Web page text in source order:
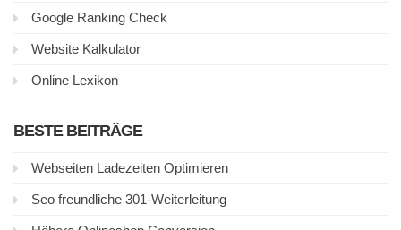
Google Ranking Check
Website Kalkulator
Online Lexikon
BESTE BEITRÄGE
Webseiten Ladezeiten Optimieren
Seo freundliche 301-Weiterleitung